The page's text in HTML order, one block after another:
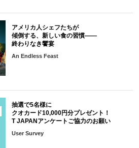
アメリカ人シェフたちが
傾倒する、新しい食の習慣――
終わりなき饗宴
An Endless Feast
抽選で5名様に
クオカード10,000円分プレゼント！
T JAPANアンケートご協力のお願い
User Survey